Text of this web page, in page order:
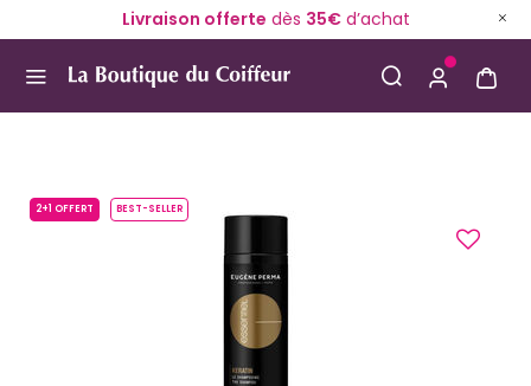
Livraison offerte dès 35€d’achat
2+1 OFFERT BEST-SELLER